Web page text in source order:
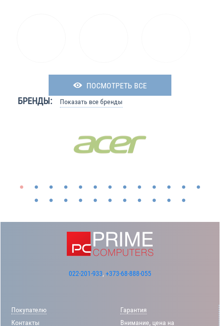
ПОСМОТРЕТЬ ВСЕ
БРЕНДЫ: Показать все бренды
022-201-933, +373-68-888-055
Покупателю
Контакты
Гарантия
Внимание, цена на